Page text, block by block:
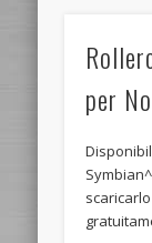
per